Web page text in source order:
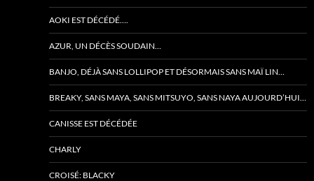
AOKI EST DÉCÉDÉ….
AZUR, UN DÉCÈS SOUDAIN…
BANJO, DÉJÀ SANS LOLLIPOP ET DÉSORMAIS SANS MAÏ LIN…
BREAKY, SANS MAYA, SANS MITSUYO, SANS NAYA AUJOURD’HUI…
CANISSE EST DÉCÉDÉE
CHARLY
CROISÉ: BLACKY